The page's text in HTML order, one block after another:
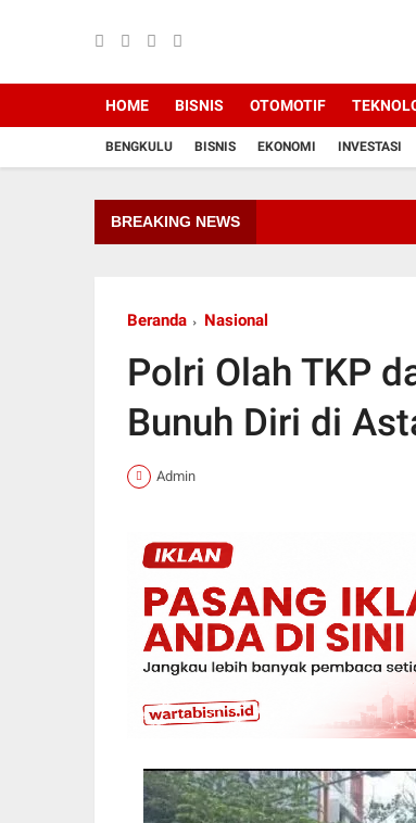
HOME BISNIS OTOMOTIF
BENGKULU BISNIS EKONOMI INVESTASI
BREAKING NEWS
Beranda Nasional
Polri Olah TKP
Bunuh Diri di
Admin